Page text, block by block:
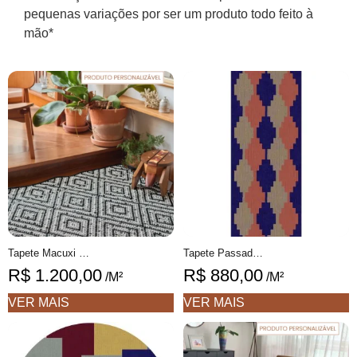
pequenas variações por ser um produto todo feito à
mão*
R$ 1.200,00 /M²
VER MAIS
R$ 880,00 /M²
VER MAIS